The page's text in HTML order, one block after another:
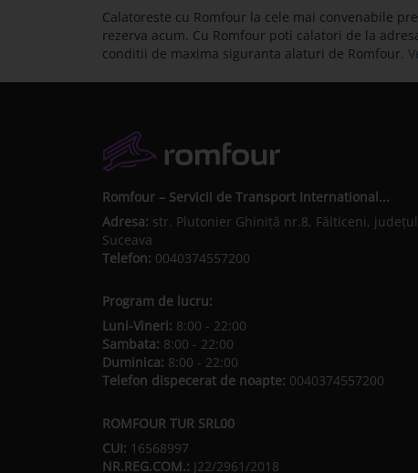
Calatoreste cu Romfour la cele mai convenabile
rezerva acum. Cu Romfour poti calatori de la
conditii de maxima siguranta alaturi de Romfour.
Romfour – Servicii de Transport International...
Adresa: str. Plutonier Ghiniţă nr.8, Fălticeni, judeţul
Suceava
Telefon: 0040374557200
Program de lucru:
Luni-Vineri: 8:00 - 22:00
Sambata: 8:00 - 22:00
Duminica: 8:00 - 22:00
Telefon dispecerat de noapte: 0040374557200
ROMFOUR TUR SRL00
CUI: 16568997
NR.REG.COM.: J22/2961/2018